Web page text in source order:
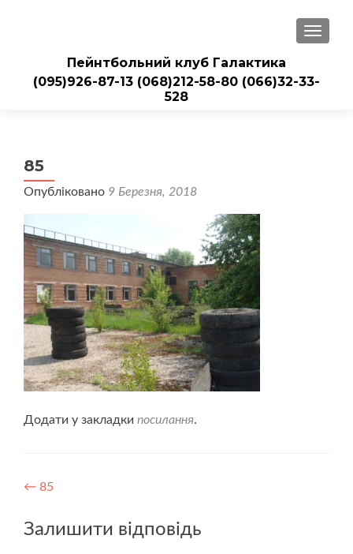
Пейнтбольний клуб Галактика
(095)926-87-13 (068)212-58-80 (066)32-33-
528
85
Опубліковано 9 Березня, 2018
Додати у закладки посилання.
Навігація
записів
← 85
Залишити відповідь